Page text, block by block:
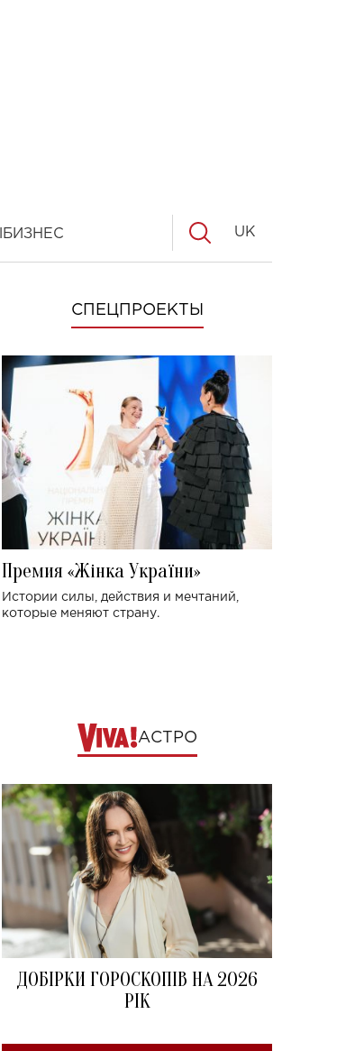
БИЗНЕС UK
СПЕЦПРОЕКТЫ
Премия «Жінка України»
Истории силы, действия и мечтаний,
которые меняют страну.
АСТРО
ДОБІРКИ ГОРОСКОПІВ НА 2026
РІК